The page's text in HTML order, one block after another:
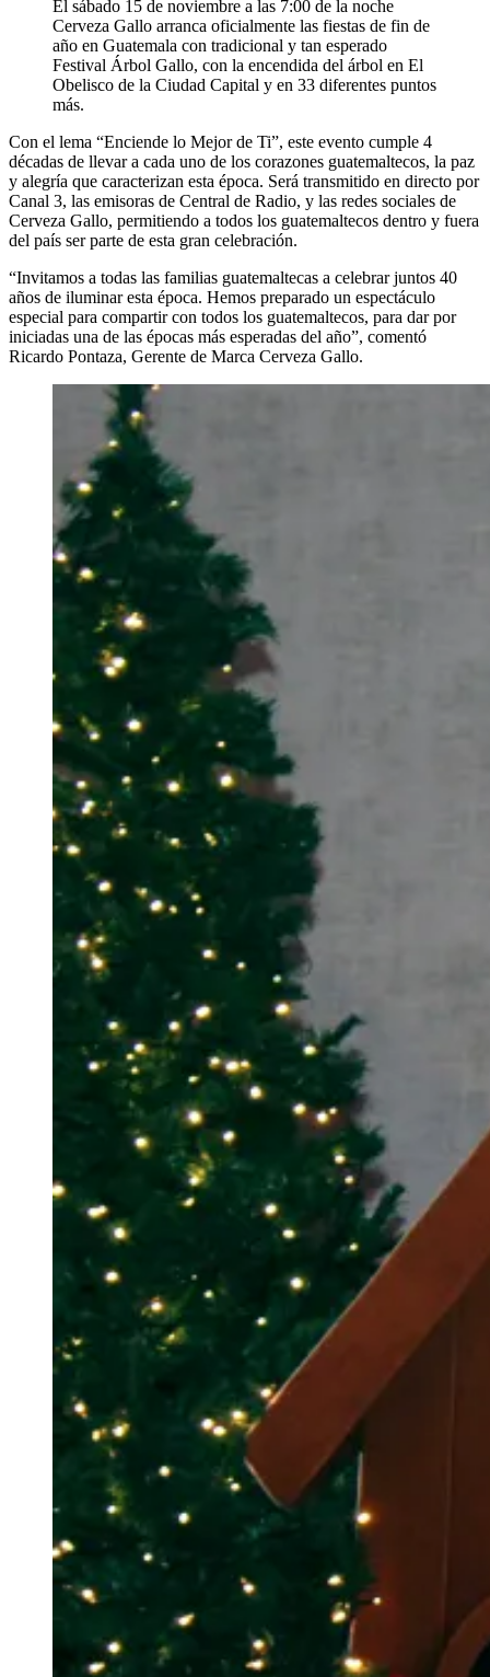
El sábado 15 de noviembre a las 7:00 de la noche
Cerveza Gallo arranca oficialmente las fiestas de fin de
año en Guatemala con tradicional y tan esperado
Festival Árbol Gallo, con la encendida del árbol en El
Obelisco de la Ciudad Capital y en 33 diferentes puntos
más.
Con el lema “Enciende lo Mejor de Ti”, este evento cumple 4
décadas de llevar a cada uno de los corazones guatemaltecos, la paz
y alegría que caracterizan esta época. Será transmitido en directo por
Canal 3, las emisoras de Central de Radio, y las redes sociales de
Cerveza Gallo, permitiendo a todos los guatemaltecos dentro y fuera
del país ser parte de esta gran celebración.
“Invitamos a todas las familias guatemaltecas a celebrar juntos 40
años de iluminar esta época. Hemos preparado un espectáculo
especial para compartir con todos los guatemaltecos, para dar por
iniciadas una de las épocas más esperadas del año”, comentó
Ricardo Pontaza, Gerente de Marca Cerveza Gallo.